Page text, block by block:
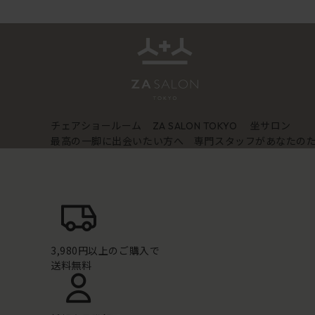
チェアショールーム ZA SALON TOKYO
坐サロン
最高の一脚に出会いたい方へ 専門スタッフがあなたの
3,980円以上のご購入で
送料無料